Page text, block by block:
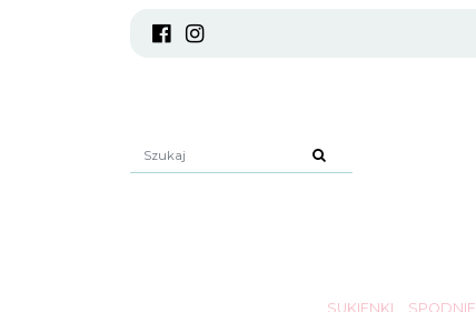
SUKIENKI SPODNIE